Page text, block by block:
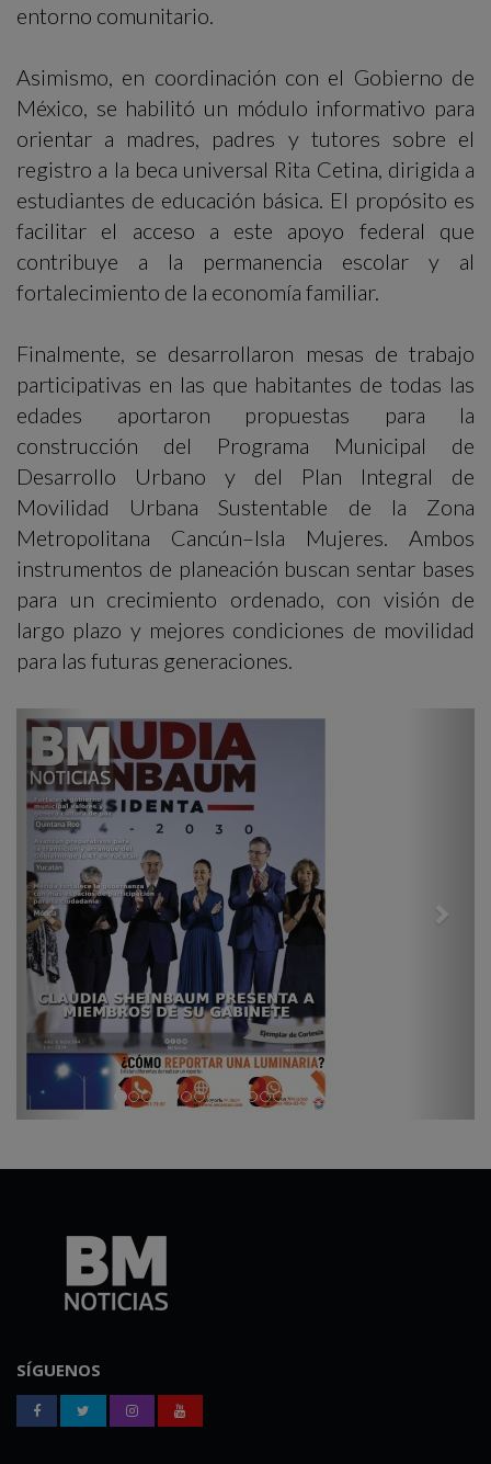
entorno comunitario.
Asimismo, en coordinación con el Gobierno de
México, se habilitó un módulo informativo para
orientar a madres, padres y tutores sobre el
registro a la beca universal Rita Cetina, dirigida a
estudiantes de educación básica. El propósito es
facilitar el acceso a este apoyo federal que
contribuye a la permanencia escolar y al
fortalecimiento de la economía familiar.
Finalmente, se desarrollaron mesas de trabajo
participativas en las que habitantes de todas las
edades aportaron propuestas para la
construcción del Programa Municipal de
Desarrollo Urbano y del Plan Integral de
Movilidad Urbana Sustentable de la Zona
Metropolitana Cancún–Isla Mujeres. Ambos
instrumentos de planeación buscan sentar bases
para un crecimiento ordenado, con visión de
largo plazo y mejores condiciones de movilidad
para las futuras generaciones.
Previous
SÍGUENOS